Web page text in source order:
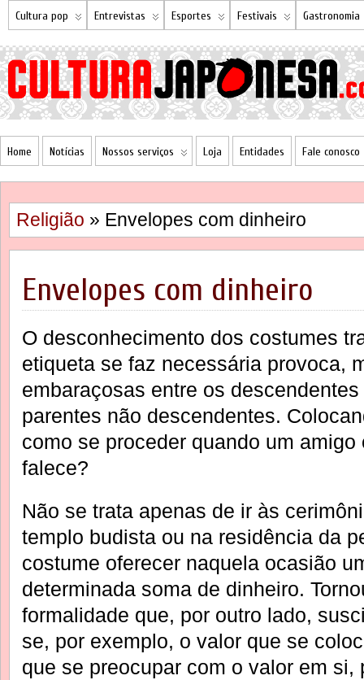
Cultura pop Entrevistas Esportes Festivais Gastronomia
Home Notícias Nossos serviços Loja Entidades Fale conosco
Religião » Envelopes com dinheiro
Envelopes com dinheiro
O desconhecimento dos costumes
etiqueta se faz necessária provoca,
embaraçosas entre os
parentes não descendentes.
como se proceder quando um
falece?
Não se trata apenas de ir às
templo budista ou na residência da
costume oferecer naquela ocasião
determinada soma de dinheiro.
formalidade que, por outro lado,
se, por exemplo, o valor que se
que se preocupar com o valor em si,